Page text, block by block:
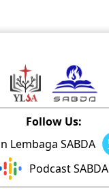
Follow Us:
Lembaga SABDA
Podcast SABDA